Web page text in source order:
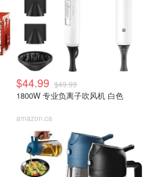
$44.99 $49.99
1800W 专业负离子吹风机 白色
amazon.ca